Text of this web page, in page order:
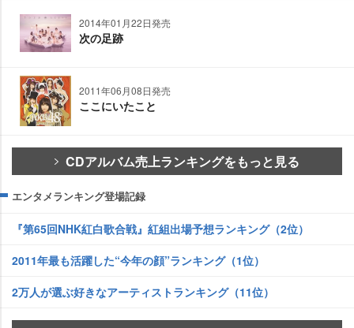
2014年01月22日発売
次の足跡
2011年06月08日発売
ここにいたこと
CDアルバム売上ランキングをもっと見る
エンタメランキング登場記録
『第65回NHK紅白歌合戦』紅組出場予想ランキング（2位）
2011年最も活躍した“今年の顔”ランキング（1位）
2万人が選ぶ好きなアーティストランキング（11位）